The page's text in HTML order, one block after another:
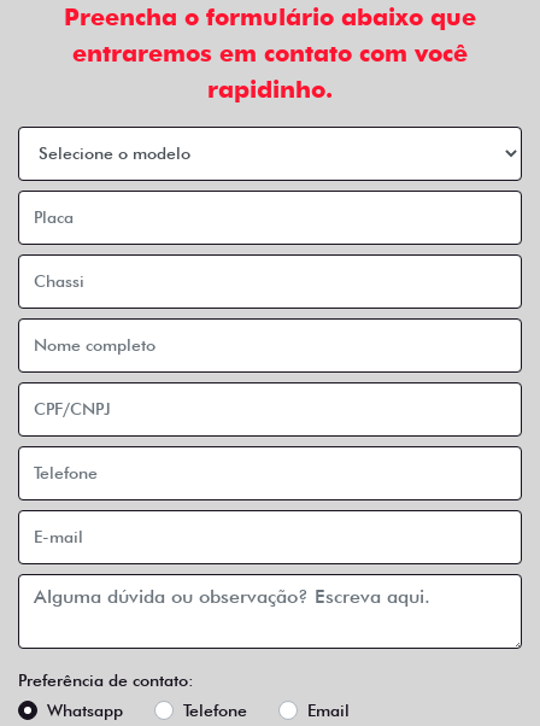
Preencha o formulário abaixo que
entraremos em contato com você
rapidinho.
Preferência de contato:
Whatsapp
Telefone Email